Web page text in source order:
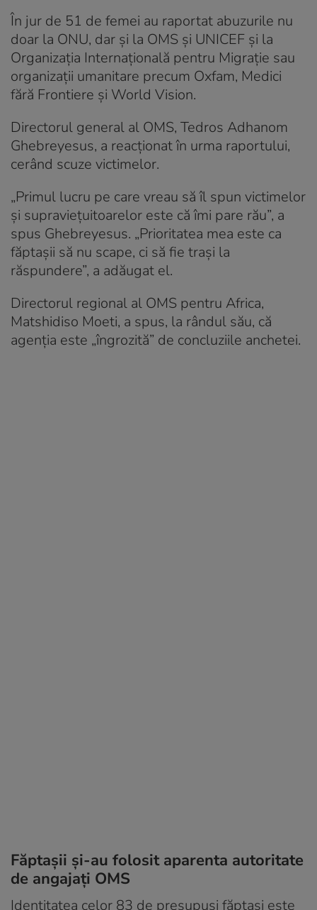
În jur de 51 de femei au raportat abuzurile nu
doar la ONU, dar și la OMS și UNICEF și la
Organizația Internațională pentru Migrație sau
organizații umanitare precum Oxfam, Medici
fără Frontiere și World Vision.
Directorul general al OMS, Tedros Adhanom
Ghebreyesus, a reacționat în urma raportului,
cerând scuze victimelor.
„Primul lucru pe care vreau să îl spun victimelor
și supraviețuitoarelor este că îmi pare rău”, a
spus Ghebreyesus. „Prioritatea mea este ca
făptașii să nu scape, ci să fie trași la
răspundere”, a adăugat el.
Directorul regional al OMS pentru Africa,
Matshidiso Moeti, a spus, la rândul său, că
agenția este „îngrozită” de concluziile anchetei.
Făptașii și-au folosit aparenta autoritate
de angajați OMS
Identitatea celor 83 de presupuși făptași este